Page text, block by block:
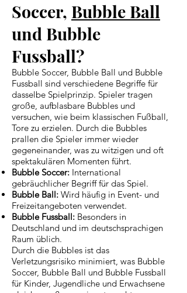
Soccer, Bubble Ball
und Bubble
Fussball?
Bubble Soccer, Bubble Ball und Bubble
Fussball sind verschiedene Begriffe für
dasselbe Spielprinzip. Spieler tragen
große, aufblasbare Bubbles und
versuchen, wie beim klassischen Fußball,
Tore zu erzielen. Durch die Bubbles
prallen die Spieler immer wieder
gegeneinander, was zu witzigen und oft
spektakulären Momenten führt.
Bubble Soccer: International
gebräuchlicher Begriff für das Spiel.
Bubble Ball: Wird häufig in Event- und
Freizeitangeboten verwendet.
Bubble Fussball: Besonders in
Deutschland und im deutschsprachigen
Raum üblich.
Durch die Bubbles ist das
Verletzungsrisiko minimiert, was Bubble
Soccer, Bubble Ball und Bubble Fussball
für Kinder, Jugendliche und Erwachsene